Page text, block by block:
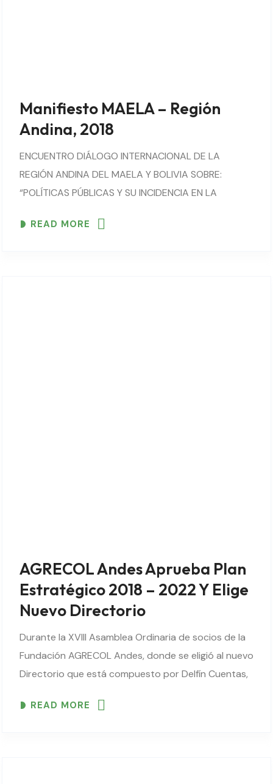
Manifiesto MAELA – Región
Andina, 2018
ENCUENTRO DIÁLOGO INTERNACIONAL DE LA
REGIÓN ANDINA DEL MAELA Y BOLIVIA SOBRE:
“POLÍTICAS PÚBLICAS Y SU INCIDENCIA EN LA
6 días del mes de junio de 2018, reunidos en el..
READ MORE
AGRECOL Andes Aprueba Plan
Estratégico 2018 – 2022 Y Elige
Nuevo Directorio
Durante la XVIII Asamblea Ordinaria de socios de la
Fundación AGRECOL Andes, donde se eligió al nuevo
Directorio que está compuesto por Delfín Cuentas,
Piepenstock, Secretaria de Actas; Filemón Mechato
READ MORE